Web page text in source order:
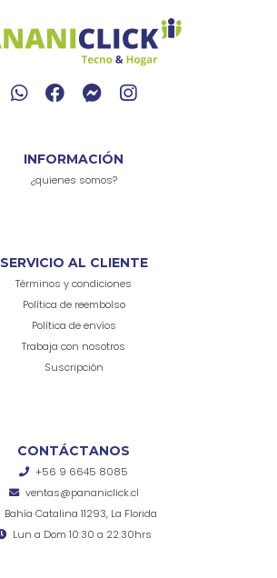
INFORMACIÓN
¿quienes somos?
SERVICIO AL CLIENTE
Términos y condiciones
Política de reembolso
Política de envíos
Trabaja con nosotros
Suscripción
CONTÁCTANOS
+56 9 6645 8085
ventas@pananiclick.cl
Bahía Catalina 11293, La Florida
Lun a Dom 10:30 a 22:30hrs